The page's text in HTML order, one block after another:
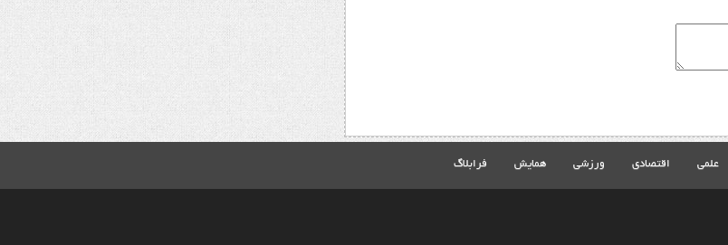
علمی اقتصادی ورزشی همایش فرابلاگ